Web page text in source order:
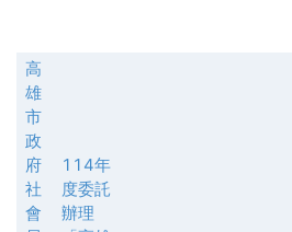
高
雄
市
政
府
社
會
114年
度委託
辦理